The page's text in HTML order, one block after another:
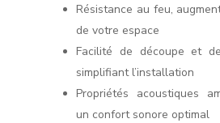
Résistance au feu,
de votre espace
Facilité de découpe et
simplifiant l’installation
Propriétés acoustiques
un confort sonore optimal